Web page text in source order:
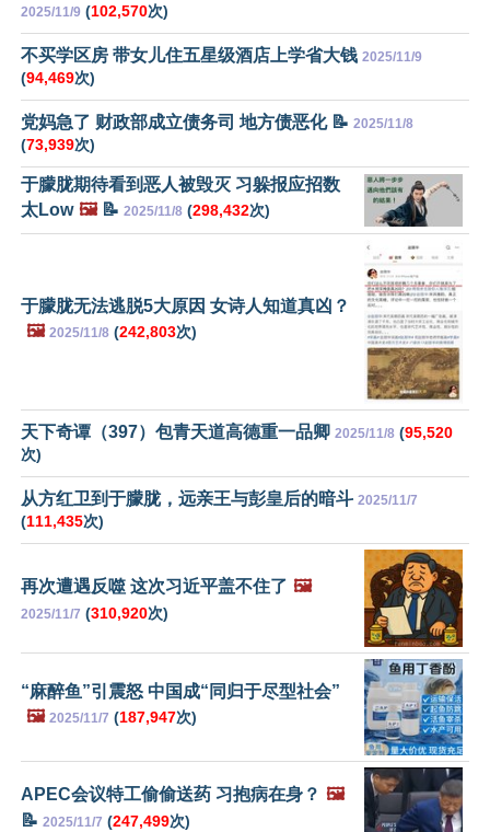
2025/11/9 (102,570次)
不买学区房 带女儿住五星级酒店上学省大钱 2025/11/9
(94,469次)
党妈急了 财政部成立债务司 地方债恶化 📝 2025/11/8
(73,939次)
于朦胧期待看到恶人被毁灭 习躲报应招数
太Low 🖼️📝 2025/11/8 (298,432次)
于朦胧无法逃脱5大原因 女诗人知道真凶？
🖼️ 2025/11/8 (242,803次)
天下奇谭（397）包青天道高德重一品卿 2025/11/8 (95,520
次)
从方红卫到于朦胧，远亲王与彭皇后的暗斗 2025/11/7
(111,435次)
再次遭遇反噬 这次习近平盖不住了 🖼️
2025/11/7 (310,920次)
“麻醉鱼”引震怒 中国成“同归于尽型社会”
🖼️ 2025/11/7 (187,947次)
APEC会议特工偷偷送药 习抱病在身？ 🖼️
📝 2025/11/7 (247,499次)